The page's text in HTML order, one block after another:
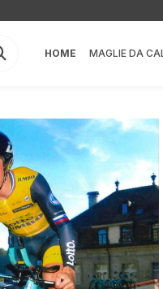
HOME MAGLIE DA